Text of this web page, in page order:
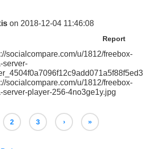
on 2018-12-04 11:46:08
Report
socialcompare.com/u/1812/freebox-
server-
socialcompare.com/u/1812/freebox-
server-player-256-4no3ge1y.jpg
2 3 › »